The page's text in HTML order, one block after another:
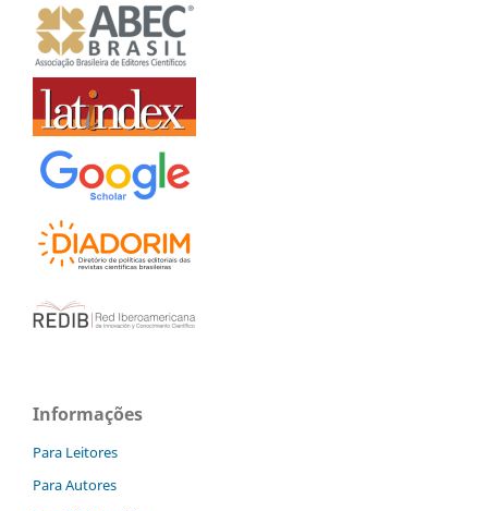
Informações
Para Leitores
Para Autores